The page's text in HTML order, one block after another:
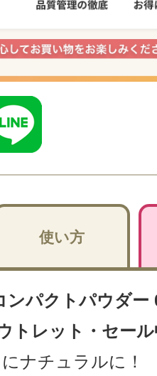
使い方
ンパクトパウダー
トレット・セー
ナチュラルに！